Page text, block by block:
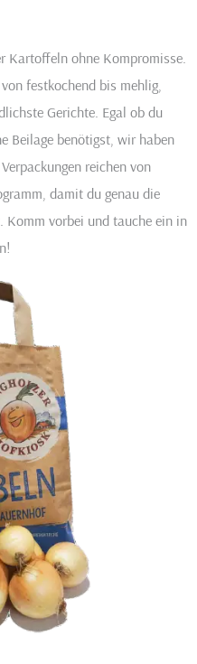
Kartoffeln ohne Kompromisse.
festkochend bis mehlig,
Gerichte. Egal ob du
Beilage benötigst, wir haben
reichen von
damit du genau die
Komm vorbei und tauche ein in